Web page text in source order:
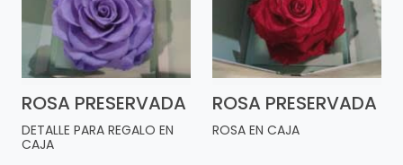
ROSA PRESERVADA
DETALLE PARA REGALO EN
CAJA
ROSA PRESERVADA
ROSA EN CAJA